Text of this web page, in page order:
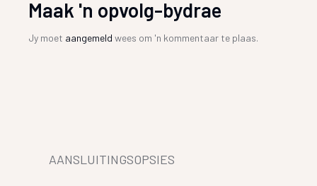
Maak 'n opvolg-bydrae
Jy moet aangemeld wees om 'n kommentaar te plaas.
AANSLUITINGSOPSIES